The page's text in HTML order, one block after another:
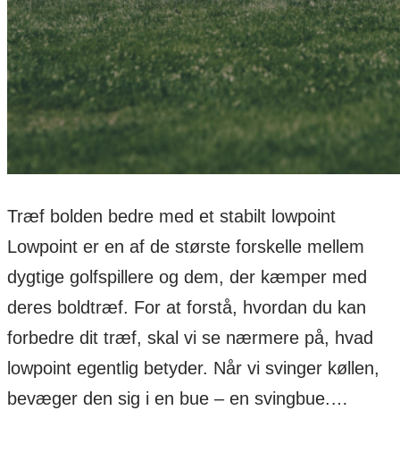
Træf bolden bedre med et stabilt lowpoint
Lowpoint er en af de største forskelle mellem
dygtige golfspillere og dem, der kæmper med
deres boldtræf. For at forstå, hvordan du kan
forbedre dit træf, skal vi se nærmere på, hvad
lowpoint egentlig betyder. Når vi svinger køllen,
bevæger den sig i en bue – en svingbue.…